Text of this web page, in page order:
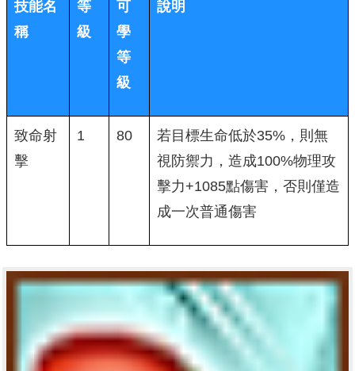
技能名
稱
等
級
可
學
等
級
說明
致命射
擊
1 80
若目標生命低於35%，則無
視防禦力，造成100%物理攻
擊力+1085點傷害，否則僅造
成一次普通傷害